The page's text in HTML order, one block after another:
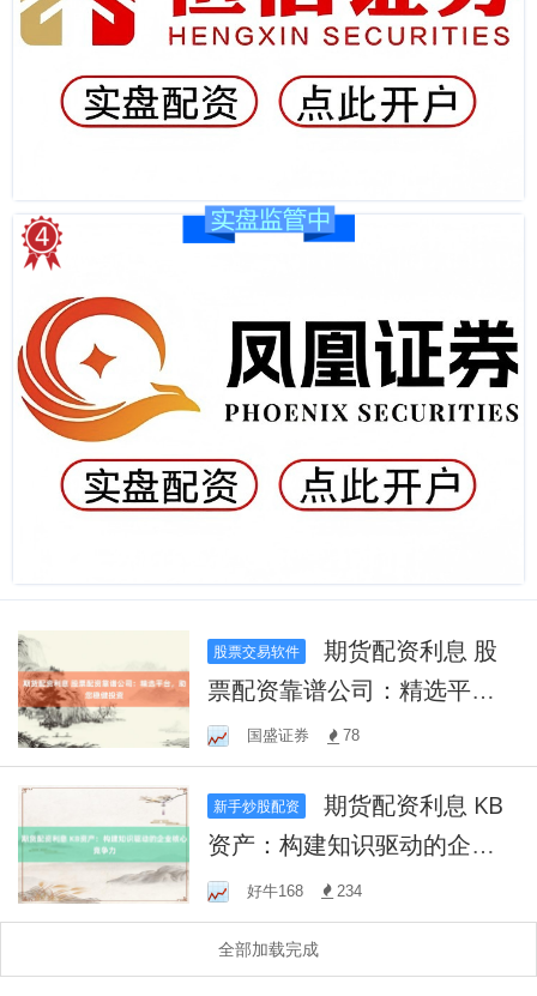
股票交易软件
期货配资利息 股
票配资靠谱公司：精选平
台，助您稳健投资
国盛证券 78
新手炒股配资
期货配资利息 KB
资产：构建知识驱动的企业
核心竞争力
好牛168 234
全部加载完成